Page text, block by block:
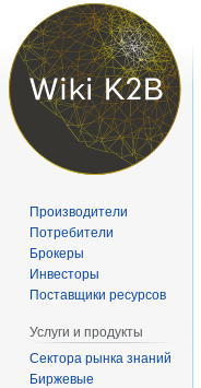
Производители
Потребители
Брокеры
Инвесторы
Поставщики ресурсов
Услуги и продукты
Сектора рынка знаний
Биржевые